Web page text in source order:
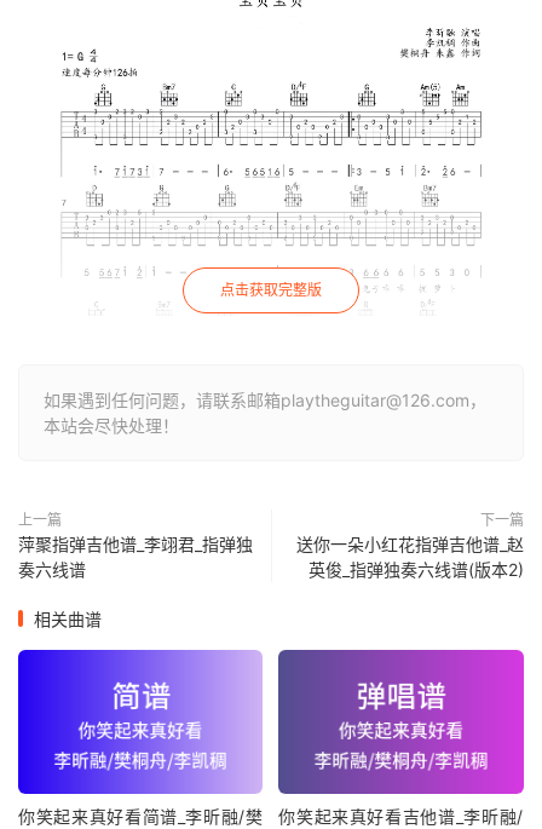
点击获取完整版
如果遇到任何问题，请联系邮箱playtheguitar@126.com，
本站会尽快处理！
上一篇
萍聚指弹吉他谱_李翊君_指弹独
奏六线谱
下一篇
送你一朵小红花指弹吉他谱_赵
英俊_指弹独奏六线谱(版本2)
相关曲谱
你笑起来真好看简谱_李昕融/樊
你笑起来真好看吉他谱_李昕融/